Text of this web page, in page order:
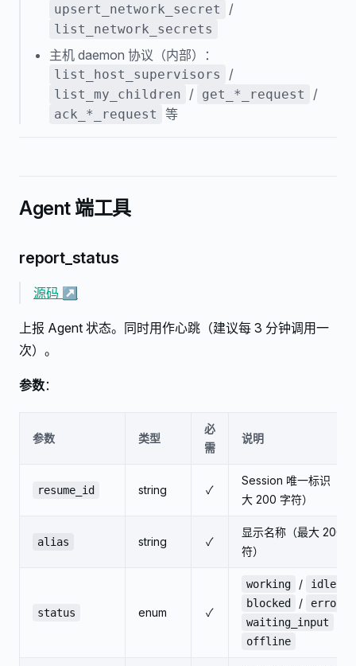
upsert_network_secret /
list_network_secrets
主机 daemon 协议（内部）：
list_host_supervisors /
list_my_children / get_*_request /
ack_*_request 等
Agent 端工具
report_status
源码 ↗
上报 Agent 状态。同时用作心跳（建议每 3 分钟调用一
次）。
参数：
参数 类型
必
需
说明
resume_id string ✓
Session 唯一标识（最
大 200 字符）
alias string ✓
显示名称（最大 200
符）
status enum ✓
working / idle
blocked / error
waiting_input
offline